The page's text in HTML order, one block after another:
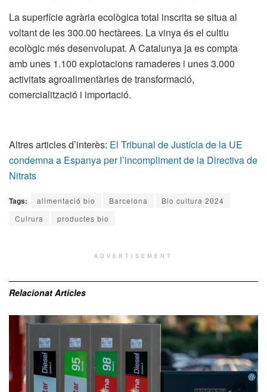
La superfície agrària ecològica total inscrita se situa al
voltant de les 300.00 hectàrees. La vinya és el cultiu
ecològic més desenvolupat. A Catalunya ja es compta
amb unes 1.100 explotacions ramaderes i unes 3.000
activitats agroalimentàries de transformació,
comercialització i importació.
Altres articles d’interès: El Tribunal de Justícia de la UE
condemna a Espanya per l’incompliment de la Directiva de
Nitrats
Tags: alimentació bio Barcelona
Bio cultura 2024
Culrura
productes bio
ADVERTISEMENT
Relacionat Articles